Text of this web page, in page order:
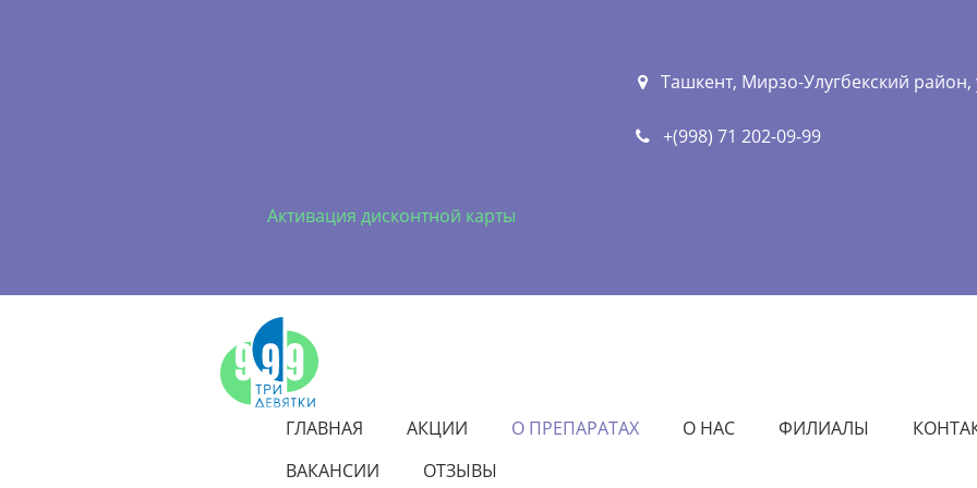
Активация дисконтной карты
Ташкент, Мирзо-Улугбекский
+(998) 71 202-09-99
ГЛАВНАЯ АКЦИИ О ПРЕПАРАТАХ О НАС ФИЛИАЛЫ
ВАКАНСИИ
ОТЗЫВЫ